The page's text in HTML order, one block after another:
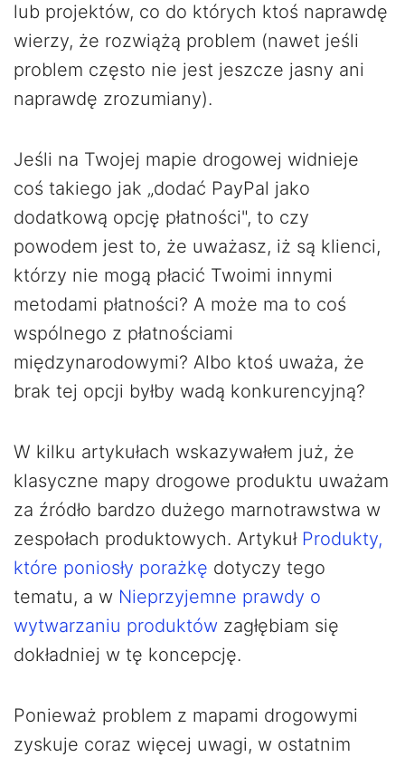
lub projektów, co do których ktoś naprawdę
wierzy, że rozwiążą problem (nawet jeśli
problem często nie jest jeszcze jasny ani
naprawdę zrozumiany).
Jeśli na Twojej mapie drogowej widnieje
coś takiego jak „dodać PayPal jako
dodatkową opcję płatności", to czy
powodem jest to, że uważasz, iż są klienci,
którzy nie mogą płacić Twoimi innymi
metodami płatności? A może ma to coś
wspólnego z płatnościami
międzynarodowymi? Albo ktoś uważa, że
brak tej opcji byłby wadą konkurencyjną?
W kilku artykułach wskazywałem już, że
klasyczne mapy drogowe produktu uważam
za źródło bardzo dużego marnotrawstwa w
zespołach produktowych. Artykuł Produkty,
które poniosły porażkę dotyczy tego
tematu, a w Nieprzyjemne prawdy o
wytwarzaniu produktów zagłębiam się
dokładniej w tę koncepcję.
Ponieważ problem z mapami drogowymi
zyskuje coraz więcej uwagi, w ostatnim